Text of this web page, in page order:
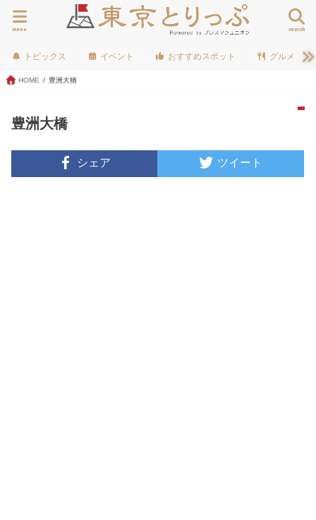
search
menu
トピックス イベント おすすめスポット グルメ
HOME 豊洲大橋
豊洲大橋
シェア ツイート